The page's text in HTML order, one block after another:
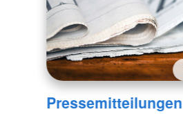
Pressemitteilungen